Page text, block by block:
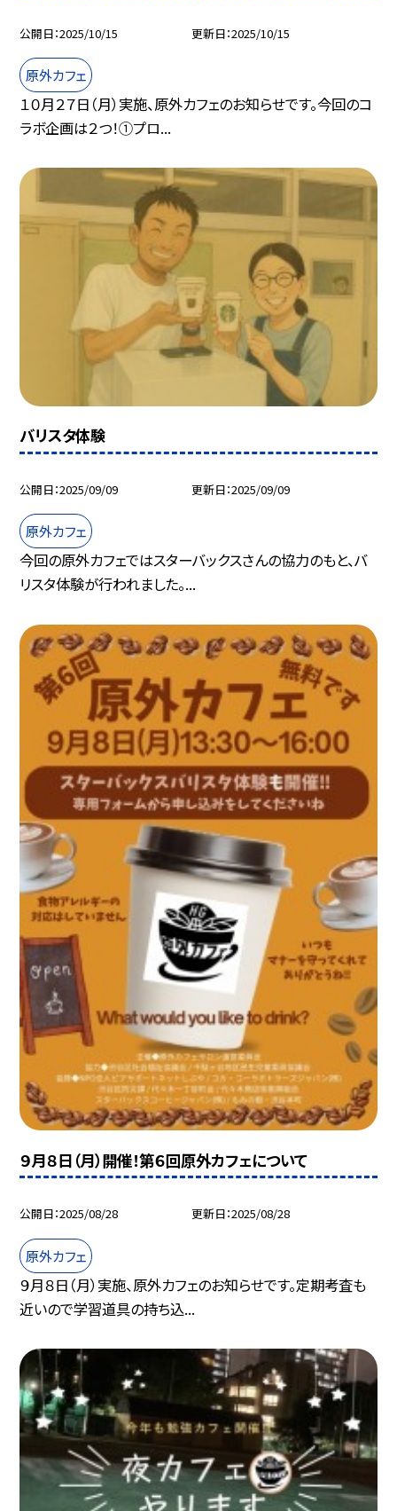
公開日 2025/10/15 更新日 2025/10/15
原外カフェ
１０月２７日（月）実施、原外カフェのお知らせです。今回のコ
ラボ企画は２つ！①プロ...
バリスタ体験
公開日 2025/09/09 更新日 2025/09/09
原外カフェ
今回の原外カフェではスターバックスさんの協力のもと、バ
リスタ体験が行われました。...
９月８日（月）開催！第６回原外カフェについて
公開日 2025/08/28 更新日 2025/08/28
原外カフェ
９月８日（月）実施、原外カフェのお知らせです。定期考査も
近いので学習道具の持ち込...